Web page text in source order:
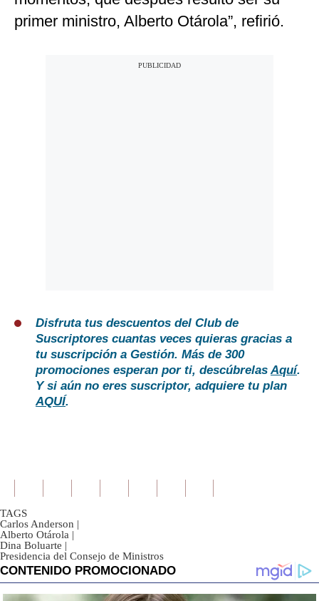
primer ministro, Alberto Otárola”, refirió.
Disfruta tus descuentos del Club de
Suscriptores cuantas veces quieras gracias a
tu suscripción a Gestión. Más de 300
promociones esperan por ti, descúbrelasAquí.
Y si aún no eres suscriptor, adquiere tu plan
AQUÍ.
TAGS
Carlos Anderson |
Alberto Otárola |
Dina Boluarte |
Presidencia del Consejo de Ministros